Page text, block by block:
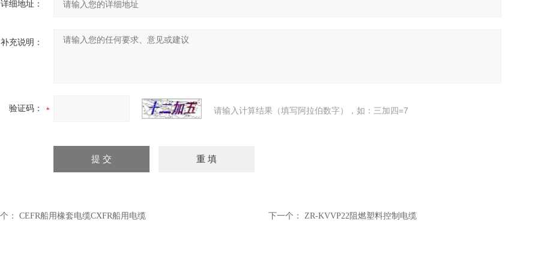
详细地址：
补充说明：
验证码： 请输入计算结果（填写阿拉伯数字），如：三加四=7
： CEFR船用橡套电缆CXFR船用电缆 下一个： ZR-KVVP22阻燃塑料控制电缆